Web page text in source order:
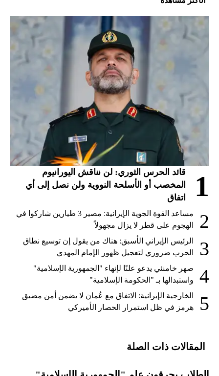
1
قائد الحرس الثوري: لن نناقش اليورانيوم
المخصب أو الأسلحة النووية ولن نصل إلى أي
اتفاق
2
مساعد القوة الجوية الإيرانية: مصير 3 طيارين شاركوا في
الهجوم على قطر لا يزال مجهولاً
3
الرئيس الإيراني الأسبق: هناك من يقول إن توسيع نطاق
الحرب ضروري لتعجيل ظهور الإمام المهدي
4
صهر خامنئي يدعو علنًا لإنهاء "الجمهورية الإسلامية"
واستبدالها بـ "الحكومة الإسلامية"
5
الخارجية الإيرانية: الاتفاق مع عُمان لا يضمن أمن مضيق
هرمز في ظل استمرار الحصار الأميركي
المقالات ذات الصلة